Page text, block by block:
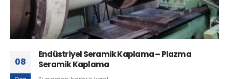
08
Endüstriyel Seramik Kaplama – Plazma
Seramik Kaplama